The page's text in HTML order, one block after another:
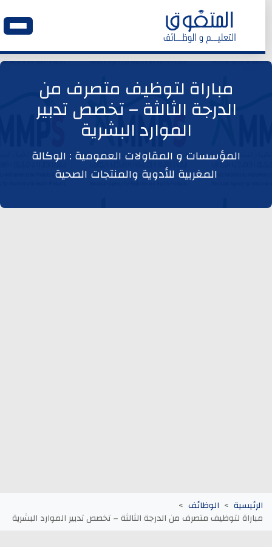
وظائف اليوم
ابحث عن وظيفة
وظائف عمومية
مباراة لتوظيف متصرف من
الدرجة الثالثة – تخصص تدبير
الموارد البشرية
المؤسسات و المقاولات العمومية : الوكالة
المغربية للأدوية والمنتجات الصحية
الرئيسية الوظائف
مباراة لتوظيف متصرف من الدرجة الثالثة – تخصص تدبير الموارد البشرية